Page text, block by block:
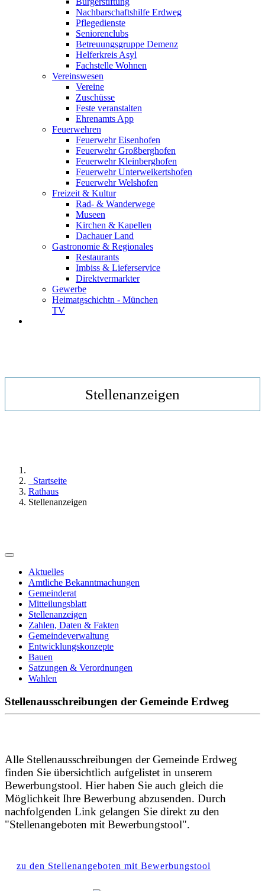
Nachbarschaftshilfe Erdweg
Pflegedienste
Seniorenclubs
Betreuungsgruppe Demenz
Helferkreis Asyl
Fachstelle Wohnen
Vereinswesen
Vereine
Zuschüsse
Feste veranstalten
Ehrenamts App
Feuerwehren
Feuerwehr Eisenhofen
Feuerwehr Großberghofen
Feuerwehr Kleinberghofen
Feuerwehr Unterweikertshofen
Feuerwehr Welshofen
Freizeit & Kultur
Rad- & Wanderwege
Museen
Kirchen & Kapellen
Dachauer Land
Gastronomie & Regionales
Restaurants
Imbiss & Lieferservice
Direktvermarkter
Gewerbe
Heimatgschichtn - München
TV
Stellenanzeigen
Startseite
Rathaus
Stellenanzeigen
Aktuelles
Amtliche Bekanntmachungen
Gemeinderat
Mitteilungsblatt
Stellenanzeigen
Zahlen, Daten & Fakten
Gemeindeverwaltung
Entwicklungskonzepte
Bauen
Satzungen & Verordnungen
Wahlen
Stellenausschreibungen der Gemeinde Erdweg
Alle Stellenausschreibungen der Gemeinde Erdweg
finden Sie übersichtlich aufgelistet in unserem
Bewerbungstool. Hier haben Sie auch gleich die
Möglichkeit Ihre Bewerbung abzusenden. Durch
nachfolgenden Link gelangen Sie direkt zu den
"Stellenangeboten mit Bewerbungstool".
zu den Stellenangeboten mit Bewerbungstool